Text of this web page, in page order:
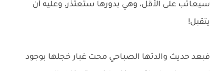
سيعاتب على الأقل، وهي بدورها ستعتذر، وعليه أن
يتقبل!
فبعد حديث والدتها الصباحي محت غبار خجلها بوجود